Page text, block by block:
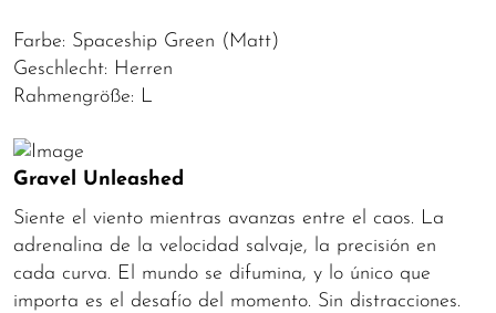
Farbe: Spaceship Green (Matt)
Geschlecht: Herren
Rahmengröße: L
Gravel Unleashed
Siente el viento mientras avanzas entre el caos. La
adrenalina de la velocidad salvaje, la precisión en
cada curva. El mundo se difumina, y lo único que
importa es el desafío del momento. Sin distracciones.